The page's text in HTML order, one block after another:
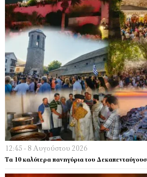
12:45 - 8 Αυγούστου 2026
Τα 10 καλύτερα πανηγύρια του